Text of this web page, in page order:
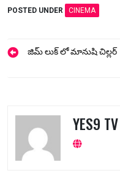
POSTED UNDER CINEMA
Postజిమ్ లుక్‌ లో మానుషి చిల్లర్
YES9 TV